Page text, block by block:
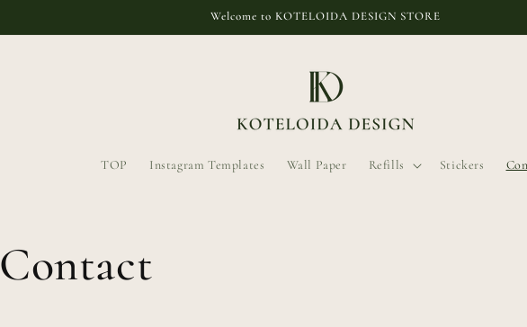
Welcome to KOTELOIDA DESIGN STORE
TOP Instagram Templates Wall Paper Refills Stickers
Contact